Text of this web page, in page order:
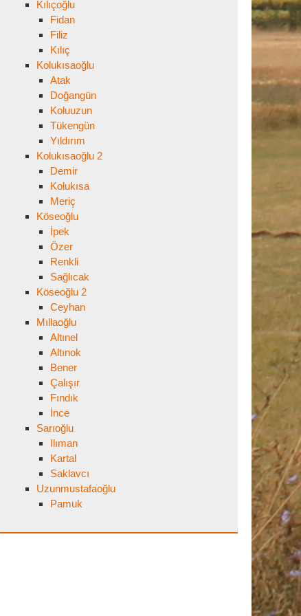
Kılıçoğlu
Fidan
Filiz
Kılıç
Kolukısaoğlu
Atak
Doğangün
Koluuzun
Tükengün
Yıldırım
Kolukısaoğlu 2
Demir
Kolukısa
Meriç
Köseoğlu
İpek
Özer
Renkli
Sağlıcak
Köseoğlu 2
Ceyhan
Mıllaoğlu
Altınel
Altınok
Bener
Çalışır
Fındık
İnce
Sarıoğlu
Ilıman
Kartal
Saklavcı
Uzunmustafaoğlu
Pamuk